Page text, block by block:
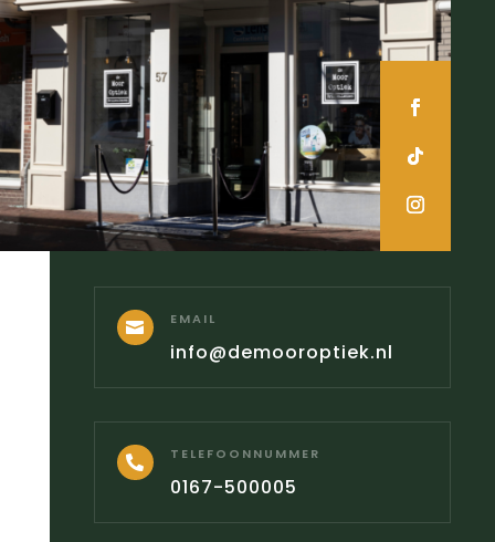
 EMAIL
info@demooroptiek.nl
 TELEFOONNUMMER
0167-500005